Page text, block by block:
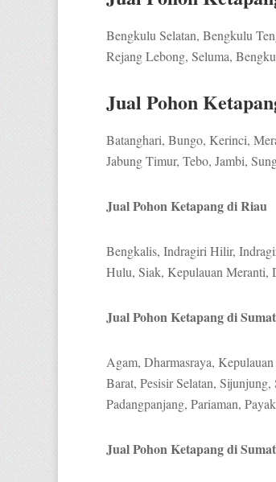
Bengkulu Selatan, Bengkulu
Rejang Lebong, Seluma,
Jual Pohon
Batanghari, Bungo, Kerinci,
Jabung Timur, Tebo, Jambi,
Jual Pohon Ketapang di Riau
Bengkalis, Indragiri Hilir,
Hulu, Siak, Kepulauan Meranti,
Jual Pohon Ketapang di
Agam, Dharmasraya,
Barat, Pesisir Selatan,
Padangpanjang, Pariaman,
Jual Pohon Ketapang di